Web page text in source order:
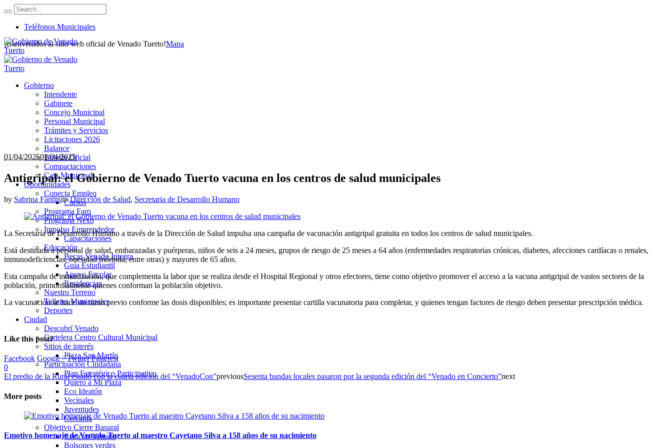
Teléfonos Municipales
¡Bienvenidos al sitio web oficial de Venado Tuerto!Mapa
Gobierno
Intendente
Gabinete
Concejo Municipal
Personal Municipal
Trámites y Servicios
Licitaciones 2026
Balance
Boletín Oficial
Compactaciones
Caja Municipal
Oportunidades
Conecta Empleo
Cursos
Programa Faro
Programa Nexo
Impulso Emprendedor
Capacitaciones
Educación
Becas Venado Integra
Guía Estudiantil
Apoyo Escolar
Residencias
Nuestro Terreno
Talleres Municipales
Deportes
Ciudad
Descubrí Venado
Cartelera Centro Cultural Municipal
Sitios de interés
Plaza San Martín
Participación Ciudadana
Plan Estratégico Participativo
Quiero a Mi Plaza
Eco Ideatón
Vecinales
Juventudes
Cercania
Objetivo Cierre Basural
Reciclar Venado
Bolsones verdes
01/04/202501/04/2025
Antigripal: el Gobierno de Venado Tuerto vacuna en los centros de salud municipales
by Sabrina FantiniinDirección de Salud, Secretaria de Desarrollo Humano
La Secretaría de Desarrollo Humano a través de la Dirección de Salud impulsa una campaña de vacunación antigripal gratuita en todos los centros de salud municipales.
Está destinada a personal de salud, embarazadas y puérperas, niños de seis a 24 meses, grupos de riesgo de 25 meses a 64 años (enfermedades respiratorias crónicas, diabetes, afecciones cardíacas o renales,
inmunodeficiencias, obesidad mórbida, entre otras) y mayores de 65 años.
Esta campaña de inmunización, que complementa la labor que se realiza desde el Hospital Regional y otros efectores, tiene como objetivo promover el acceso a la vacuna antigripal de vastos sectores de la
población, primordialmente quienes conforman la población objetivo.
La vacunación se hace sin turno previo conforme las dosis disponibles; es importante presentar cartilla vacunatoria para completar, y quienes tengan factores de riesgo deben presentar prescripción médica.
Like this post?
Facebook Google+ Twitter Pinterest
0
El predio de la Rural estalló con la cuarta edición del “VenadoCon”previousSesenta bandas locales pasaron por la segunda edición del “Venado en Concierto”next
More posts
Emotivo homenaje de Venado Tuerto al maestro Cayetano Silva a 158 años de su nacimiento